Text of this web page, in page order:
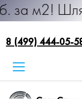
8 (499) 444-05-